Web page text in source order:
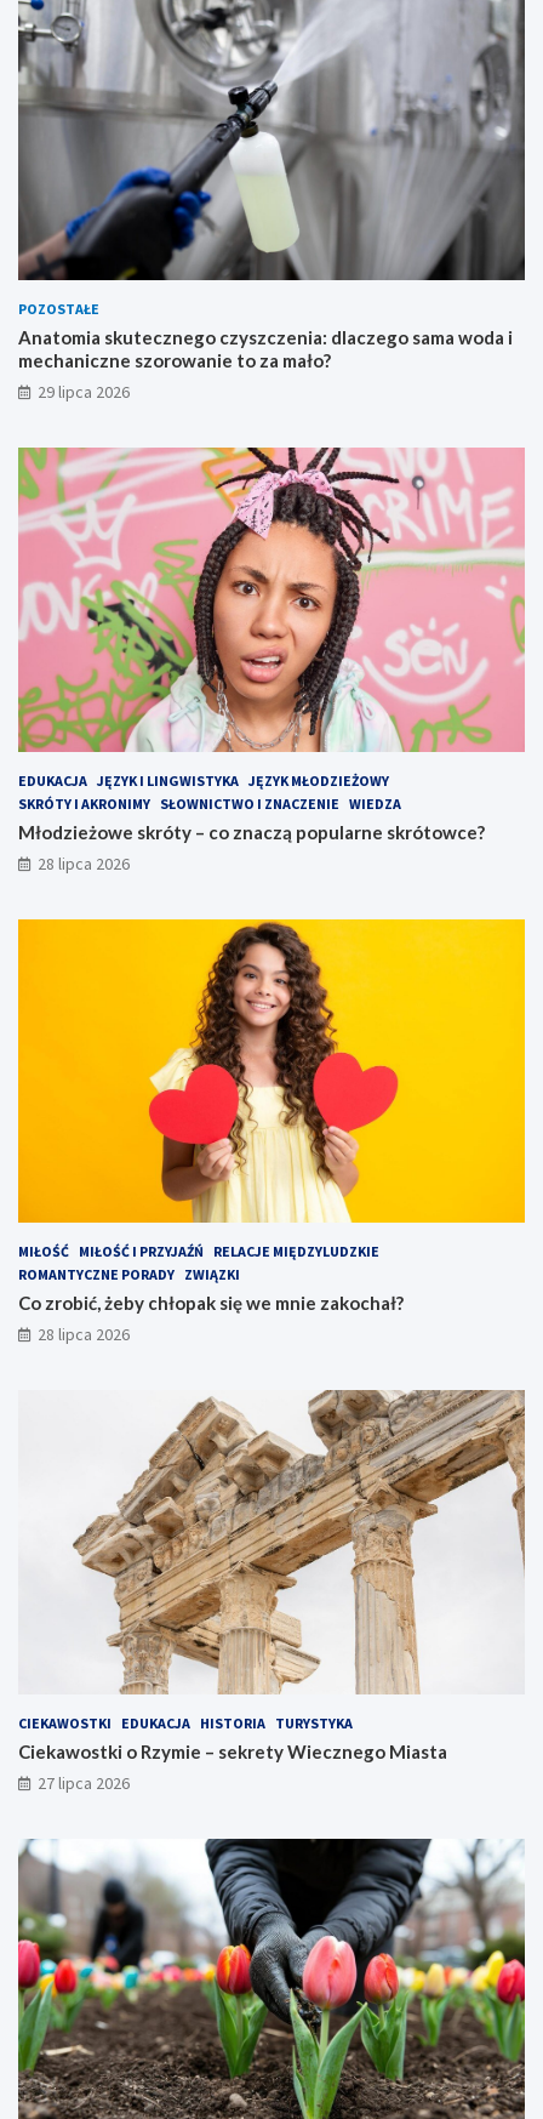
POZOSTAŁE
Anatomia skutecznego czyszczenia: dlaczego sama woda i
mechaniczne szorowanie to za mało?
29 lipca 2026
EDUKACJA JĘZYK I LINGWISTYKA JĘZYK MŁODZIEŻOWY
SKRÓTY I AKRONIMY SŁOWNICTWO I ZNACZENIE WIEDZA
Młodzieżowe skróty – co znaczą popularne skrótowce?
28 lipca 2026
MIŁOŚĆ MIŁOŚĆ I PRZYJAŹŃ
RELACJE MIĘDZYLUDZKIE
ROMANTYCZNE PORADY ZWIĄZKI
Co zrobić, żeby chłopak się we mnie zakochał?
28 lipca 2026
CIEKAWOSTKI EDUKACJA HISTORIA TURYSTYKA
Ciekawostki o Rzymie – sekrety Wiecznego Miasta
27 lipca 2026